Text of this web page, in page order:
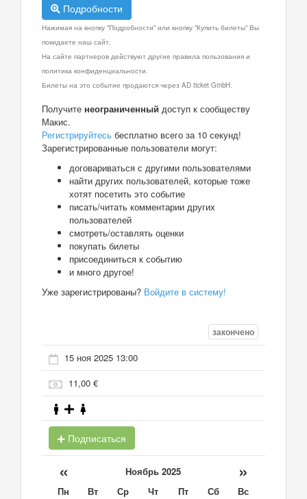
Подробности
Нажимая на кнопку "Подробности" или кнопку "Купить билеты" Вы
покидаете наш сайт.
На сайте партнеров действуют другие правила пользования и
политика конфиденциальности.
Билеты на это событие продаются через AD ticket GmbH.
Получите неограниченный доступ к сообществу
Макис.
Регистрируйтесь бесплатно всего за 10 секунд!
Зарегистрированные пользователи могут:
договариваться с другими пользователями
найти других пользователей, которые тоже
хотят посетить это событие
писать/читать комментарии других
пользователей
смотреть/оставлять оценки
покупать билеты
присоединиться к событию
и много другое!
Уже зарегистрированы? Войдите в систему!
закончено
15 ноя 2025 13:00
11,00 €
Подписаться
« Ноябрь 2025 »
Пн Вт Ср Чт Пт Сб
Вс